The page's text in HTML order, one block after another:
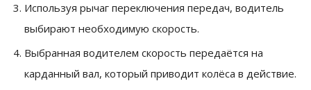
Используя рычаг переключения передач, водитель
выбирают необходимую скорость.
Выбранная водителем скорость передаётся на
карданный вал, который приводит колёса в действие.